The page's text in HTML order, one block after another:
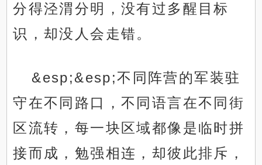
分得泾渭分明，没有过多醒目标
识，却没人会走错。
&esp;&esp;不同阵营的军装驻
守在不同路口，不同语言在不同街
区流转，每一块区域都像是临时拼
接而成，勉强相连，却彼此排斥，